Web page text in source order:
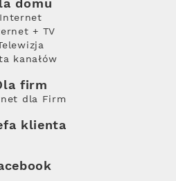
domu
Internet
+ TV
kanałów
firm
dla Firm
klienta